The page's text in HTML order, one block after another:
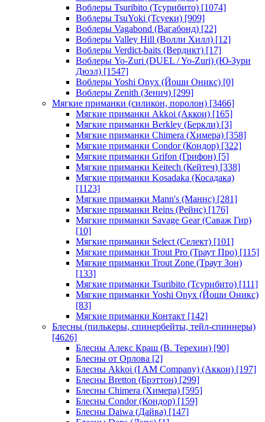
Воблеры Tsuribito (Тсурибито) [1074]
Воблеры TsuYoki (Тсуеки) [909]
Воблеры Vagabond (Вагабонд) [22]
Воблеры Valley Hill (Волли Хилл) [12]
Воблеры Verdict-baits (Вердикт) [17]
Воблеры Yo-Zuri (DUEL / Yo-Zuri) (Ю-Зури
Дюэл) [1547]
Воблеры Yoshi Onyx (Йоши Оникс) [0]
Воблеры Zenith (Зенич) [299]
Мягкие приманки (силикон, поролон) [3466]
Мягкие приманки Akkoi (Аккои) [165]
Мягкие приманки Berkley (Беркли) [3]
Мягкие приманки Chimera (Химера) [358]
Мягкие приманки Condor (Кондор) [322]
Мягкие приманки Grifon (Грифон) [5]
Мягкие приманки Keitech (Кейтеч) [338]
Мягкие приманки Kosadaka (Косадака)
[1123]
Мягкие приманки Mann's (Маннс) [281]
Мягкие приманки Reins (Рейнс) [176]
Мягкие приманки Savage Gear (Саваж Гир)
[10]
Мягкие приманки Select (Селект) [101]
Мягкие приманки Trout Pro (Траут Про) [115]
Мягкие приманки Trout Zone (Траут Зон)
[133]
Мягкие приманки Tsuribito (Тсурибито) [111]
Мягкие приманки Yoshi Onyx (Йоши Оникс)
[83]
Мягкие приманки Контакт [142]
Блесны (пилькеры, спинербейты, тейл-спиннеры)
[4626]
Блесны Алекс Краш (В. Терехин) [90]
Блесны от Орлова [2]
Блесны Akkoi (I AM Company) (Аккои) [197]
Блесны Bretton (Брэттон) [299]
Блесны Chimera (Химера) [595]
Блесны Condor (Кондор) [159]
Блесны Daiwa (Дайва) [147]